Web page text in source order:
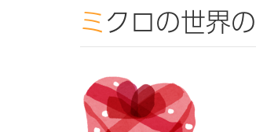
ミクロの世界